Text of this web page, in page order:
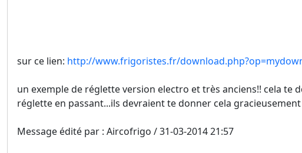
sur ce lien: http://www.frigoristes.fr/
un exemple de réglette version electro et très anciens!! cela te
réglette en passant...ils devraient te donner cela gracieusement
Message édité par : Aircofrigo / 31-03-2014 21:57